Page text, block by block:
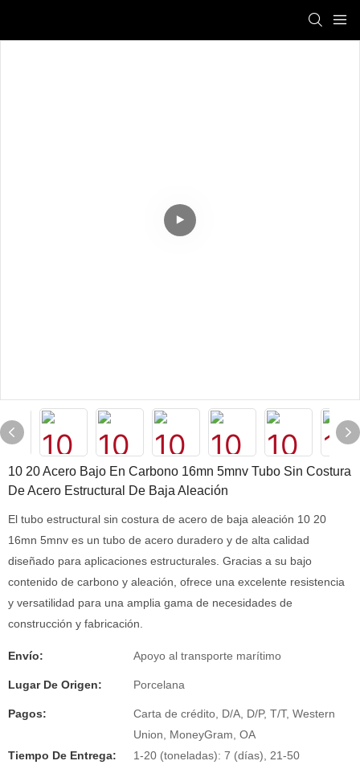
10 20 Acero Bajo En Carbono 16mn 5mnv Tubo Sin Costura
De Acero Estructural De Baja Aleación
El tubo estructural sin costura de acero de baja aleación 10 20
16mn 5mnv es un tubo de acero duradero y de alta calidad
diseñado para aplicaciones estructurales. Gracias a su bajo
contenido de carbono y aleación, ofrece una excelente resistencia
y versatilidad para una amplia gama de necesidades de
construcción y fabricación.
Envío: Apoyo al transporte marítimo
Lugar De Origen: Porcelana
Pagos:
Carta de crédito, D/A, D/P, T/T, Western
Union, MoneyGram, OA
Tiempo De Entrega:
1-20 (toneladas): 7 (días), 21-50